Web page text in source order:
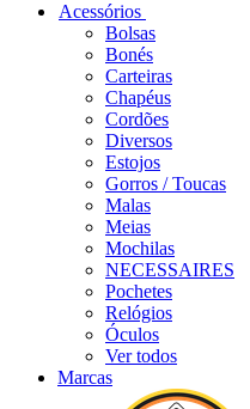
Acessórios
Bolsas
Bonés
Carteiras
Chapéus
Cordões
Diversos
Estojos
Gorros / Toucas
Malas
Meias
Mochilas
NECESSAIRES
Pochetes
Relógios
Óculos
Ver todos
Marcas